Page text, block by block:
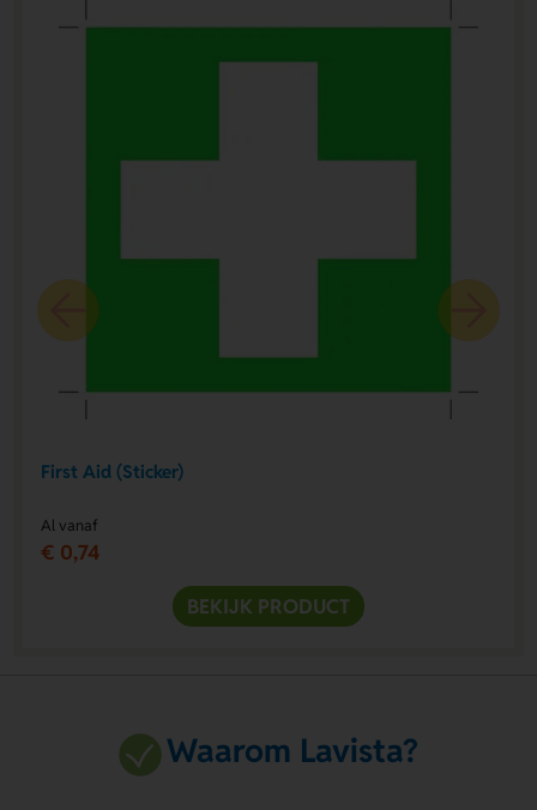
First Aid (Sticker)
Al vanaf
€ 0,74
BEKIJK PRODUCT
Waarom Lavista?